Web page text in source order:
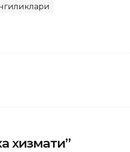
хизмати”